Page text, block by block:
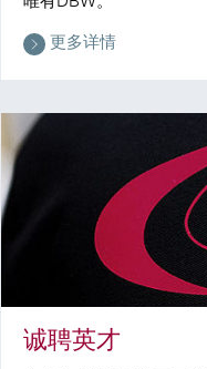
更多详情
诚聘英才